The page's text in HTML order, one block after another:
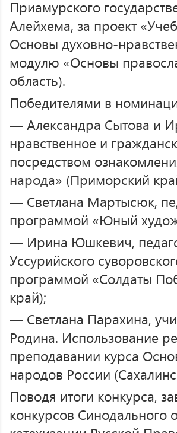
Приамурского
Алейхема, за проект
Основы духовно-
модулю «Основы
область).
Победителями в
— Александра Сытова и
нравственное и
посредством
народа» (Приморский
— Светлана Мартысюк,
программой «Юный
— Ирина Юшкевич,
Уссурийского
программой «Солдаты
край);
— Светлана Парахина,
Родина. Использование
преподавании курса
народов России
Поводя итоги конкурса,
конкурсов Синодального